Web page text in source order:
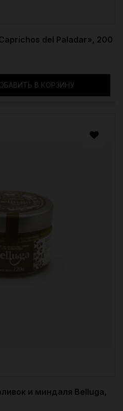
del Paladar», 200
В КОРЗИНУ
и миндаля Belluga,